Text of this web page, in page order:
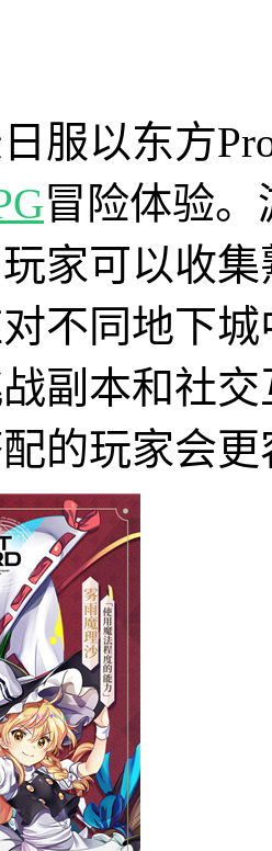
服以东方
冒险体验
家可以收
不同地下
副本和社
的玩家会